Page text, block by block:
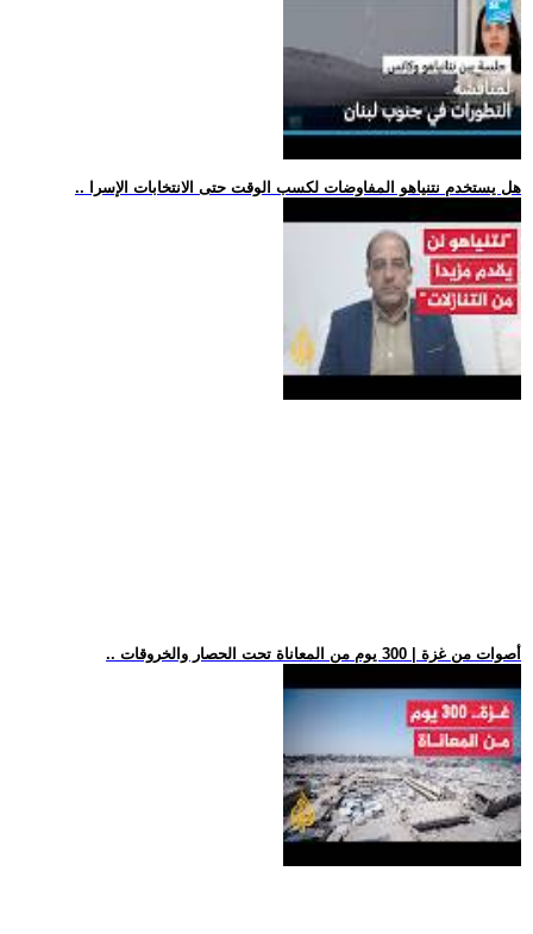
.. هل يستخدم نتنياهو المفاوضات لكسب الوقت حتى الانتخابات الإسرا
.. أصوات من غزة | 300 يوم من المعاناة تحت الحصار والخروقات